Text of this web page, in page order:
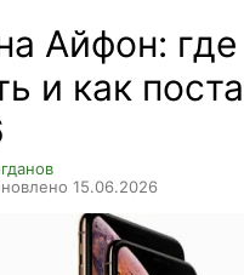
Айфон: где
и как
15.06.2026